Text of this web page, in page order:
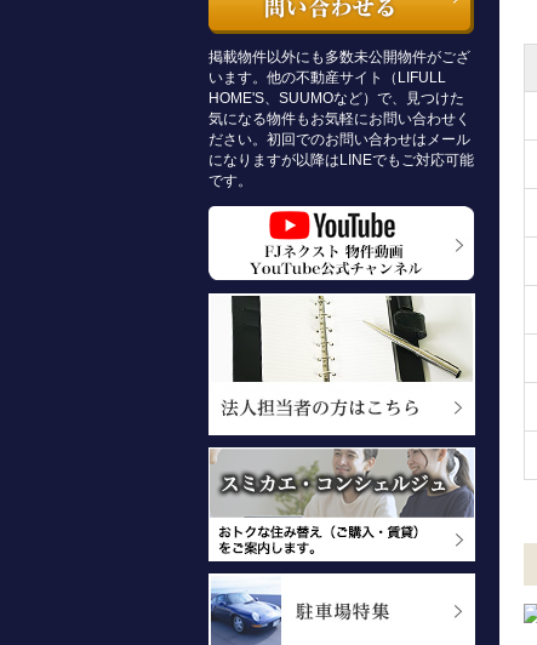
掲載物件以外にも多数未公開物件がござ
います。他の不動産サイト（LIFULL
HOME'S、SUUMOなど）で、見つけた
気になる物件もお気軽にお問い合わせく
ださい。初回でのお問い合わせはメール
になりますが以降はLINEでもご対応可能
です。